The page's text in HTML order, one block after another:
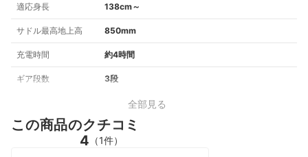
適応身長 138cm～
サドル最高地上高 850mm
充電時間 約4時間
ギア段数 3段
全部見る
この商品のクチコミ
4 （1件）